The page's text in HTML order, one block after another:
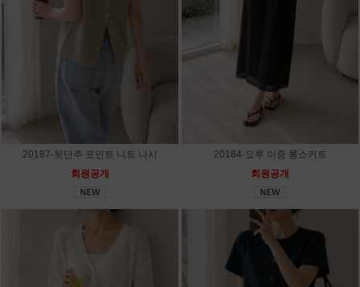
20187-뒷단추 포인트 니트 나시
회원공개
20184-요루 이중 롱스커트
회원공개